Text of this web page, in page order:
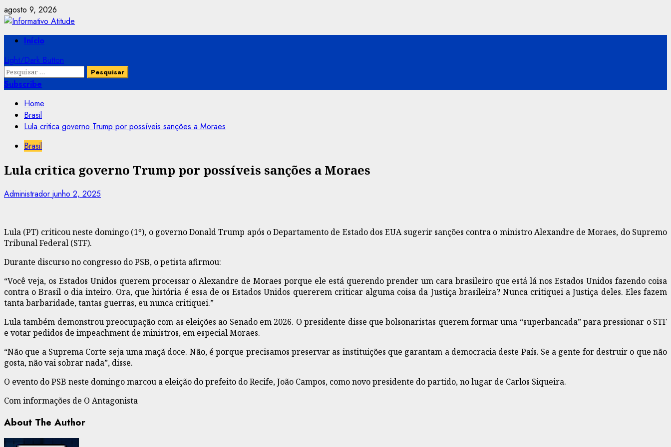
Skip
to
content
agosto 9, 2026
PrimaryInício
Light/Dark Button
Pesquisar
por:
Subscribe
Home
Brasil
Lula critica governo Trump por possíveis sanções a Moraes
Brasil
Lula critica governo Trump por possíveis sanções a Moraes
Administrador junho 2, 2025
Lula (PT) criticou neste domingo (1º), o governo Donald Trump após o Departamento de Estado dos EUA sugerir sanções contra o ministro Alexandre de Moraes, do Supremo
Tribunal Federal (STF).
Durante discurso no congresso do PSB, o petista afirmou:
“Você veja, os Estados Unidos querem processar o Alexandre de Moraes porque ele está querendo prender um cara brasileiro que está lá nos Estados Unidos fazendo coisa
contra o Brasil o dia inteiro. Ora, que história é essa de os Estados Unidos quererem criticar alguma coisa da Justiça brasileira? Nunca critiquei a Justiça deles. Eles fazem
tanta barbaridade, tantas guerras, eu nunca critiquei.”
Lula também demonstrou preocupação com as eleições ao Senado em 2026. O presidente disse que bolsonaristas querem formar uma “superbancada” para pressionar o STF
e votar pedidos de impeachment de ministros, em especial Moraes.
“Não que a Suprema Corte seja uma maçã doce. Não, é porque precisamos preservar as instituições que garantam a democracia deste País. Se a gente for destruir o que não
gosta, não vai sobrar nada”, disse.
O evento do PSB neste domingo marcou a eleição do prefeito do Recife, João Campos, como novo presidente do partido, no lugar de Carlos Siqueira.
Com informações de O Antagonista
About The Author